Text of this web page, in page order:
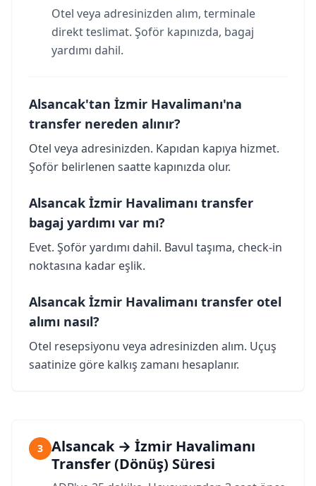
Otel veya adresinizden alım, terminale
direkt teslimat. Şoför kapınızda, bagaj
yardımı dahil.
Alsancak'tan İzmir Havalimanı'na
transfer nereden alınır?
Otel veya adresinizden. Kapıdan kapıya hizmet.
Şoför belirlenen saatte kapınızda olur.
Alsancak İzmir Havalimanı transfer
bagaj yardımı var mı?
Evet. Şoför yardımı dahil. Bavul taşıma, check-in
noktasına kadar eşlik.
Alsancak İzmir Havalimanı transfer otel
alımı nasıl?
Otel resepsiyonu veya adresinizden alım. Uçuş
saatinize göre kalkış zamanı hesaplanır.
3
Alsancak → İzmir Havalimanı
Transfer (Dönüş) Süresi